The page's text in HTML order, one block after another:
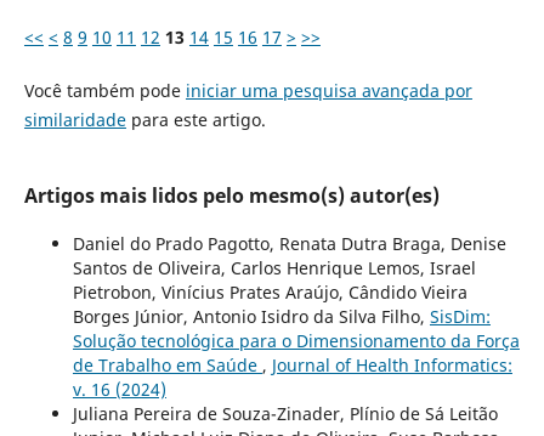
<< < 8 9 10 11 12 13 14 15 16 17 > >>
Você também pode iniciar uma pesquisa avançada por
similaridadepara este artigo.
Artigos mais lidos pelo mesmo(s) autor(es)
Daniel do Prado Pagotto, Renata Dutra Braga, Denise
Santos de Oliveira, Carlos Henrique Lemos, Israel
Pietrobon, Vinícius Prates Araújo, Cândido Vieira
Borges Júnior, Antonio Isidro da Silva Filho, SisDim:
Solução tecnológica para o Dimensionamento da Força
de Trabalho em Saúde , Journal of Health Informatics:
v. 16 (2024)
Juliana Pereira de Souza-Zinader, Plínio de Sá Leitão